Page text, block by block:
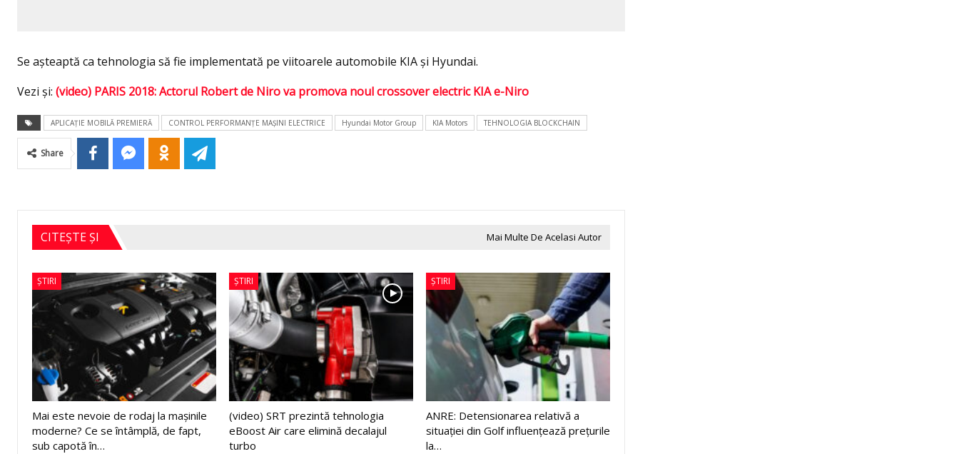
Se așteaptă ca tehnologia să fie implementată pe viitoarele automobile KIA și Hyundai.
Vezi şi: (video) PARIS 2018: Actorul Robert de Niro va promova noul crossover electric KIA e-Niro
APLICAŢIE MOBILĂ PREMIERĂ CONTROL PERFORMANŢE MAŞINI ELECTRICE Hyundai Motor Group KIA Motors TEHNOLOGIA BLOCKCHAIN
Share
CITEȘTE ȘI Mai Multe De Acelasi Autor
ȘTIRI
Mai este nevoie de rodaj la mașinile
moderne? Ce se întâmplă, de fapt,
sub capotă în…
ȘTIRI
(video) SRT prezintă tehnologia
eBoost Air care elimină decalajul
turbo
ȘTIRI
ANRE: Detensionarea relativă a
situației din Golf influențează prețurile
la…